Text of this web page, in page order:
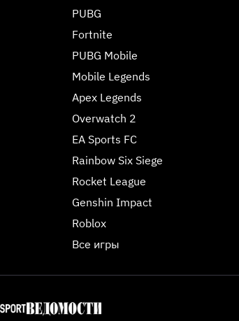
PUBG
Fortnite
PUBG Mobile
Mobile Legends
Apex Legends
Overwatch 2
EA Sports FC
Rainbow Six Siege
Rocket League
Genshin Impact
Roblox
Все игры